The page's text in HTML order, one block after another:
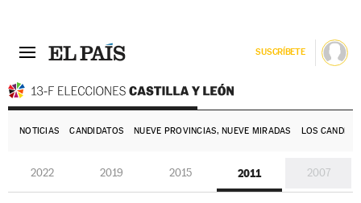
SUSCRÍBETE
NOTICIAS CANDIDATOS NUEVE PROVINCIAS, NUEVE MIRADAS LOS
2022 2019 2015 2011 2007